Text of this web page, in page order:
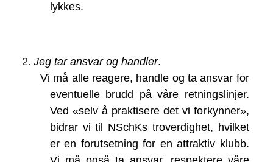
lykkes.
2. Jeg tar ansvar og handler.
Vi må alle reagere, handle og ta ansvar for
eventuelle brudd på våre retningslinjer.
Ved «selv å praktisere det vi forkynner»,
bidrar vi til NSchKs troverdighet, hvilket
er en forutsetning for en attraktiv klubb.